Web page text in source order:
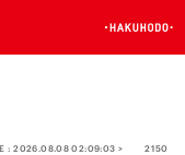
:2026.08.08 02:09:03 > 2150